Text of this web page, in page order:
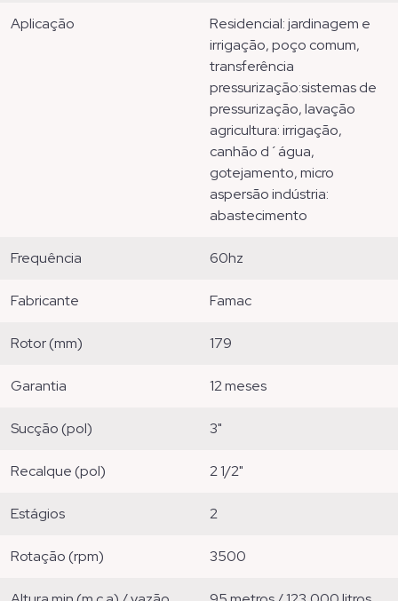
aplicação
residencial: jardinagem e
irrigação, poço comum,
transferência
pressurização:sistemas de
pressurização, lavação
agricultura: irrigação,
canhão d´água,
gotejamento, micro
aspersão indústria:
abastecimento
frequência 60hz
fabricante famac
rotor (mm) 179
garantia 12 meses
sucção (pol) 3"
recalque (pol) 2 1/2"
estágios 2
rotação (rpm) 3500